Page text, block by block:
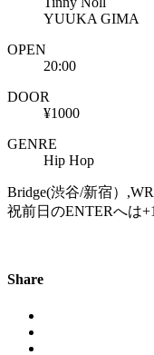
YUUKA GIMA
OPEN
20:00
DOOR
¥1000
GENRE
Hip Hop
Bridge(渋谷/新宿）
祝前日のENTERへは
Share